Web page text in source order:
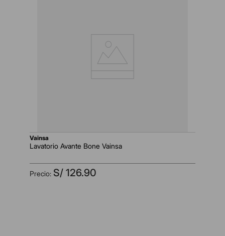
vainsa
Lavatorio Avante Bone Vainsa
S/ 126.90